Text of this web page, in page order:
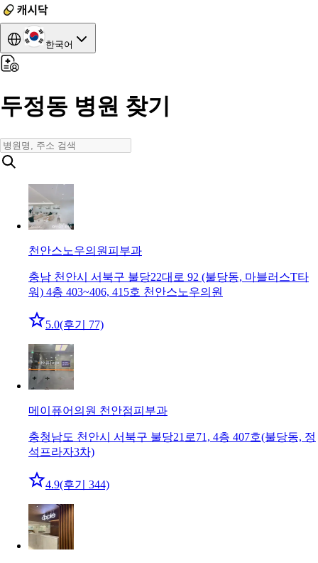
한국어
두정동 병원 찾기
천안스노우의원 피부과
충남 천안시 서북구 불당22대로 92 (불당동, 마블러스T타
워) 4층 403~406, 415호 천안스노우의원
5.0(후기 77)
메이퓨어의원 천안점피부과
충청남도 천안시 서북구 불당21로71, 4층 407호(불당동, 정
석프라자3차)
4.9(후기 344)